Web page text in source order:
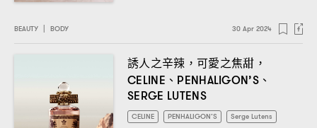
BEAUTY BODY 30 Apr 2024
誘人之辛辣 ， 可愛之焦甜 ，
CELINE 、 PENHALIGON’S 、
SERGE LUTENS
CELINE PENHALIGON’S Serge Lutens